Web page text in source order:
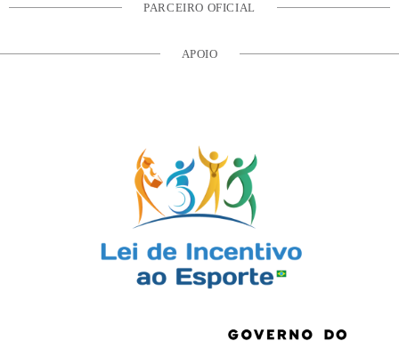
PARCEIRO OFICIAL
APOIO